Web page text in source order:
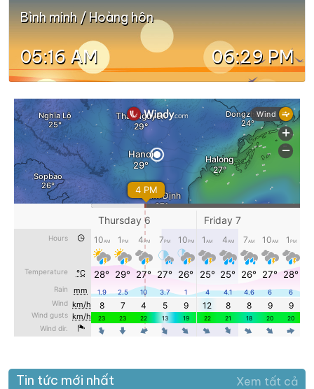
Bình minh / Hoàng hôn
05:16 AM 06:29 PM
Tin tức mới nhất Xem tất cả